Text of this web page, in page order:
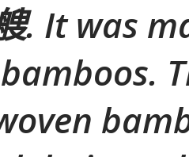
. It was